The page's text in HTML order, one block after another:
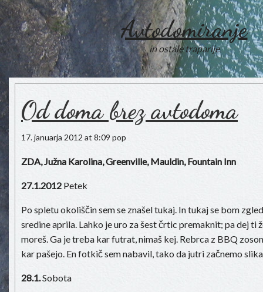
Avtodomiranje
in ostale traparije
Od doma brez avtodoma
17. januarja 2012 at 8:09 pop
ZDA, Južna Karolina, Greenville, Mauldin, Fountain Inn
27.1.2012 Petek
Po spletu okoliščin sem se znašel tukaj. In tukaj se bom
sredine aprila. Lahko je uro za šest črtic premaknit; pa dej ti
moreš. Ga je treba kar futrat, nimaš kej. Rebrca z BBQ
kar pašejo. En fotkič sem nabavil, tako da jutri začnemo
28.1.Sobota